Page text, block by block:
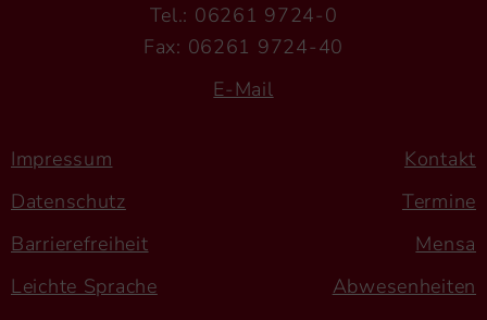
Tel.: 06261 9724-0
Fax: 06261 9724-40
E-Mail
Impressum
Datenschutz
Barrierefreiheit
Leichte Sprache
Kontakt
Termine
Mensa
Abwesenheiten